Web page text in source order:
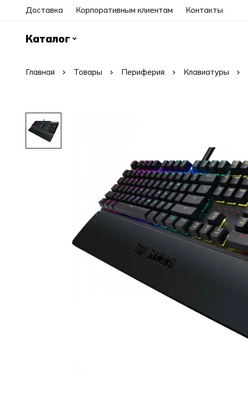
Доставка Корпоративным клиентам Контакты
Каталог
Главная Товары Периферия Клавиатуры